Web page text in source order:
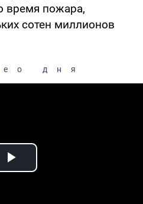
время пожара,
сотен миллионов
дня
Play Video